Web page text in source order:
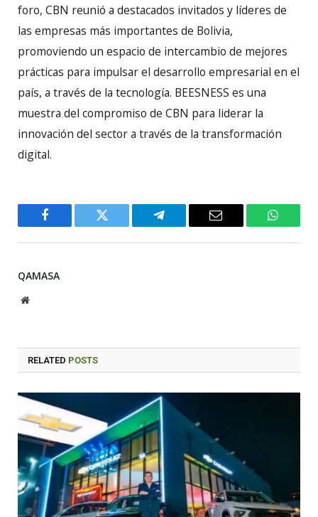
foro, CBN reunió a destacados invitados y líderes de
las empresas más importantes de Bolivia,
promoviendo un espacio de intercambio de mejores
prácticas para impulsar el desarrollo empresarial en el
país, a través de la tecnología. BEESNESS es una
muestra del compromiso de CBN para liderar la
innovación del sector a través de la transformación
digital.
Facebook Twitter Telegram Email
QAMASA
Website
RELATED POSTS